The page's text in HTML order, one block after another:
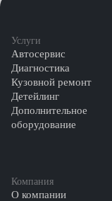
Услуги
Автосервис
Диагностика
Кузовной ремонт
Детейлинг
Дополнительное
оборудование
Компания
О компании